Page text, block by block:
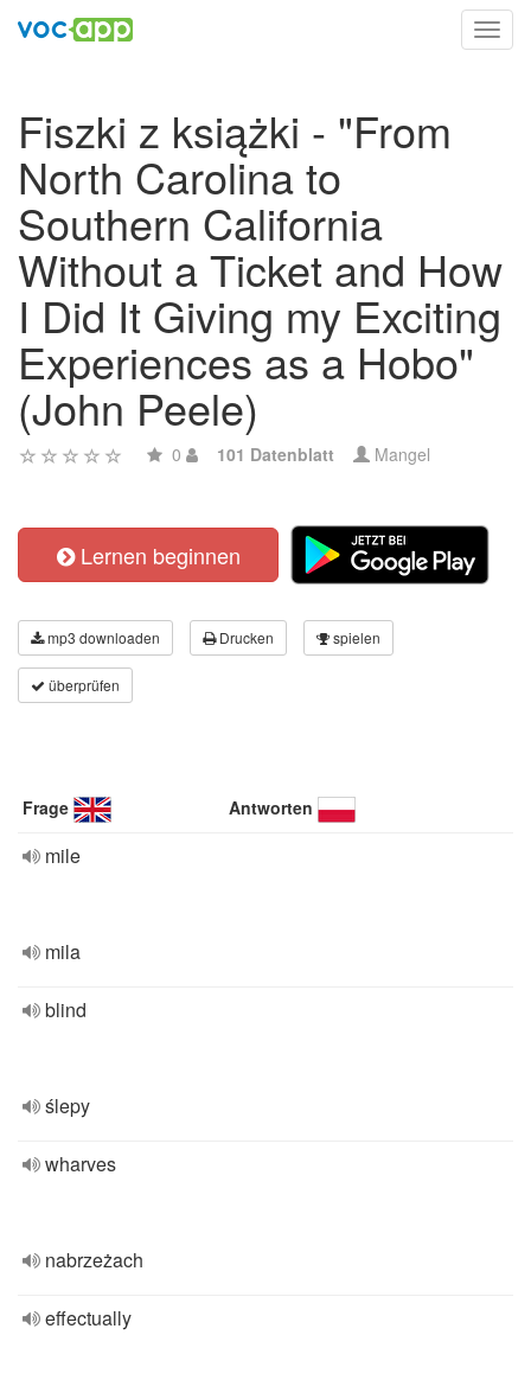
Fiszki z książki - "From
North Carolina to
Southern California
Without a Ticket and How
I Did It Giving my Exciting
Experiences as a Hobo"
(John Peele)
0 101 Datenblatt Mangel
Lernen beginnen
mp3 downloaden Drucken spielen
überprüfen
Frage Antworten
mile
mila
blind
ślepy
wharves
nabrzeżach
effectually